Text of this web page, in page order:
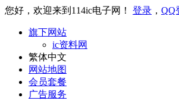
您好，欢迎来到114ic电子网！ 登录 ， QQ
旗下网站
ic资料网
繁体中文
网站地图
会员套餐
广告服务